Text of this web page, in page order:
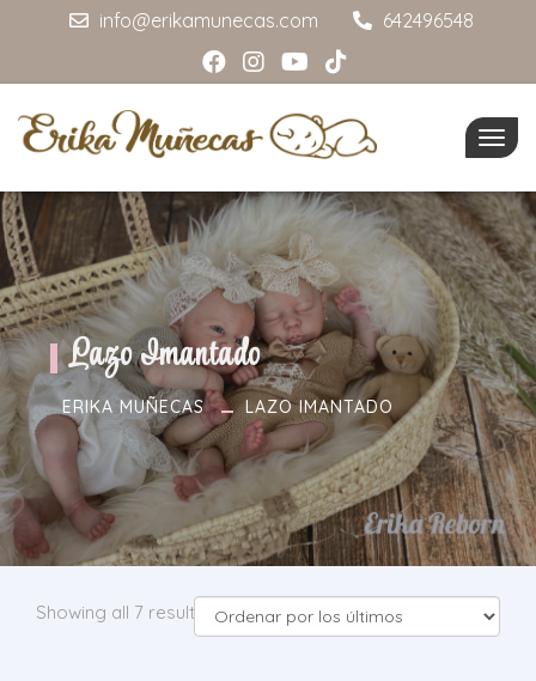
info@erikamunecas.com 642496548
Lazo Imantado
ERIKA MUÑECAS LAZO IMANTADO
Showing all 7 results